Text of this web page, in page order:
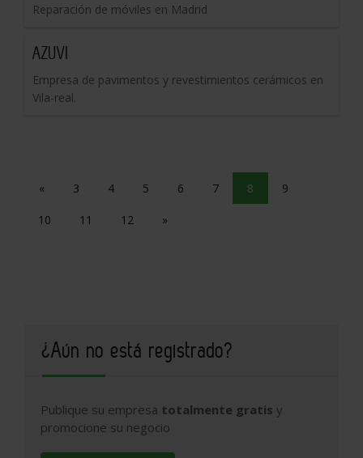
Reparación de móviles en Madrid
AZUVI
Empresa de pavimentos y revestimientos cerámicos en
Vila-real.
« 3 4 5 6 7 8 9
10 11 12 »
¿Aún no está registrado?
Publique su empresa totalmente gratis y
promocione su negocio